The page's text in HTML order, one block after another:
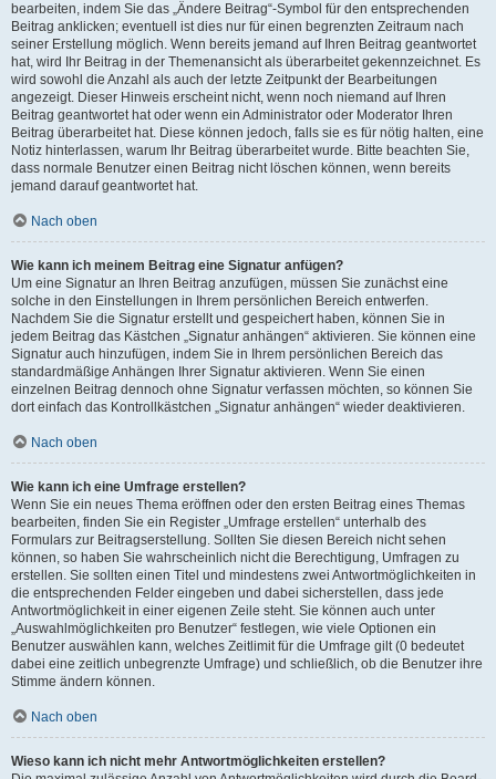
bearbeiten, indem Sie das „Ändere Beitrag“-Symbol für den entsprechenden
Beitrag anklicken; eventuell ist dies nur für einen begrenzten Zeitraum nach
seiner Erstellung möglich. Wenn bereits jemand auf Ihren Beitrag geantwortet
hat, wird Ihr Beitrag in der Themenansicht als überarbeitet gekennzeichnet. Es
wird sowohl die Anzahl als auch der letzte Zeitpunkt der Bearbeitungen
angezeigt. Dieser Hinweis erscheint nicht, wenn noch niemand auf Ihren
Beitrag geantwortet hat oder wenn ein Administrator oder Moderator Ihren
Beitrag überarbeitet hat. Diese können jedoch, falls sie es für nötig halten, eine
Notiz hinterlassen, warum Ihr Beitrag überarbeitet wurde. Bitte beachten Sie,
dass normale Benutzer einen Beitrag nicht löschen können, wenn bereits
jemand darauf geantwortet hat.
Nach oben
Wie kann ich meinem Beitrag eine Signatur anfügen?
Um eine Signatur an Ihren Beitrag anzufügen, müssen Sie zunächst eine
solche in den Einstellungen in Ihrem persönlichen Bereich entwerfen.
Nachdem Sie die Signatur erstellt und gespeichert haben, können Sie in
jedem Beitrag das Kästchen „Signatur anhängen“ aktivieren. Sie können eine
Signatur auch hinzufügen, indem Sie in Ihrem persönlichen Bereich das
standardmäßige Anhängen Ihrer Signatur aktivieren. Wenn Sie einen
einzelnen Beitrag dennoch ohne Signatur verfassen möchten, so können Sie
dort einfach das Kontrollkästchen „Signatur anhängen“ wieder deaktivieren.
Nach oben
Wie kann ich eine Umfrage erstellen?
Wenn Sie ein neues Thema eröffnen oder den ersten Beitrag eines Themas
bearbeiten, finden Sie ein Register „Umfrage erstellen“ unterhalb des
Formulars zur Beitragserstellung. Sollten Sie diesen Bereich nicht sehen
können, so haben Sie wahrscheinlich nicht die Berechtigung, Umfragen zu
erstellen. Sie sollten einen Titel und mindestens zwei Antwortmöglichkeiten in
die entsprechenden Felder eingeben und dabei sicherstellen, dass jede
Antwortmöglichkeit in einer eigenen Zeile steht. Sie können auch unter
„Auswahlmöglichkeiten pro Benutzer“ festlegen, wie viele Optionen ein
Benutzer auswählen kann, welches Zeitlimit für die Umfrage gilt (0 bedeutet
dabei eine zeitlich unbegrenzte Umfrage) und schließlich, ob die Benutzer ihre
Stimme ändern können.
Nach oben
Wieso kann ich nicht mehr Antwortmöglichkeiten erstellen?